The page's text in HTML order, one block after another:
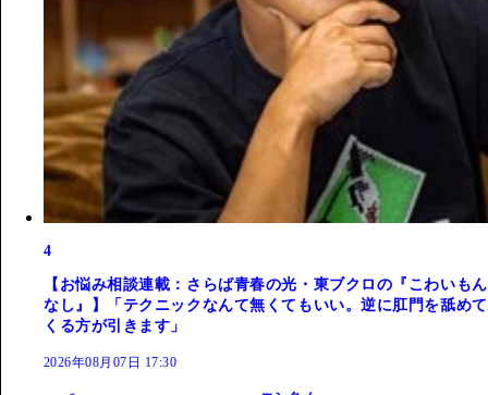
4
【お悩み相談連載：さらば青春の光・東ブクロの『こわいもん
なし』】「テクニックなんて無くてもいい。逆に肛門を舐めて
くる方が引きます」
2026年08月07日 17:30